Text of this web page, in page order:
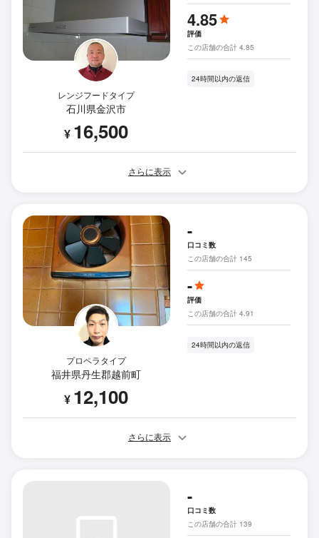
レンジフードタイプ
石川県金沢市
¥ 16,500
4.85
評価
この店舗の合計 4.85
24時間以内の返信
さらに表示
プロペラタイプ
福井県丹生郡越前町
¥ 12,100
-
口コミ数
この店舗の合計 145
-
評価
この店舗の合計 4.91
24時間以内の返信
さらに表示
-
口コミ数
この店舗の合計 139